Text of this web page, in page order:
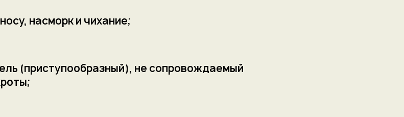
насморк и чихание;
(приступообразный), не сопровождаемый